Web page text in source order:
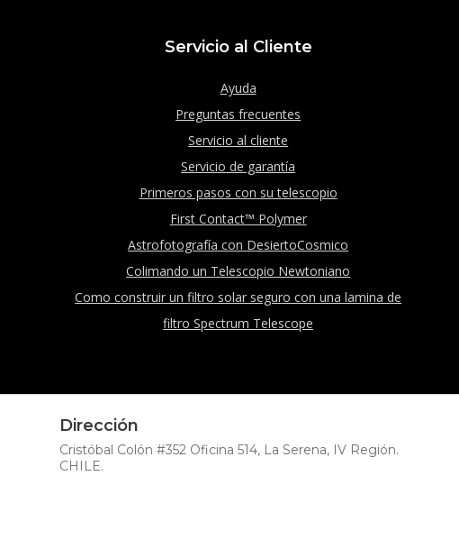
Servicio al Cliente
Ayuda
Preguntas frecuentes
Servicio al cliente
Servicio de garantía
Primeros pasos con su telescopio
First Contact™ Polymer
Astrofotografía con DesiertoCosmico
Colimando un Telescopio Newtoniano
Como construir un filtro solar seguro con una lamina de
filtro Spectrum Telescope
Dirección
Cristóbal Colón #352 Oficina 514, La Serena, IV Región.
CHILE.